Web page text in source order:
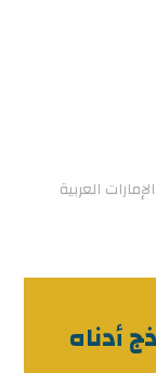
العربية
أدناه